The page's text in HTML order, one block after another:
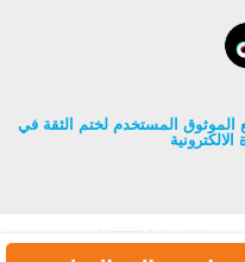
الموثوق المستخدم لختم الثقة في
الالكترونية